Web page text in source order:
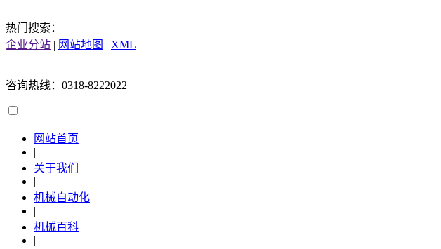
热门搜索：
企业分站 | 网站地图 | XML
咨询热线：0318-8222022
网站首页
|
关于我们
|
机械自动化
|
机械百科
|